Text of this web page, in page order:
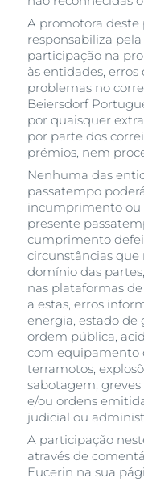
A promotora deste
responsabiliza
participação na
às entidades,
problemas no
Beiersdorf
por quaisquer
por parte dos
prémios, nem
Nenhuma das
passatempo
incumprimento
presente
cumprimento
circunstâncias que
domínio das
nas plataformas
a estas, erros
energia, estado de
ordem pública,
com equipamento
terramotos,
sabotagem,
e/ou ordens
judicial ou
A participação
através de
Eucerin na sua